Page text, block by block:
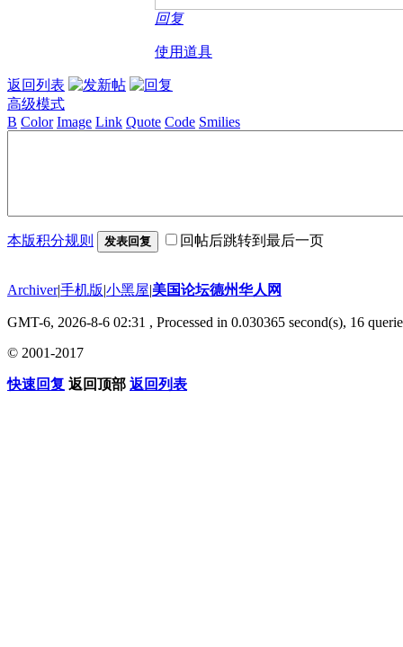
回复
使用道具
返回列表
高级模式
B Color Image Link Quote Code Smilies
本版积分规则 发表回复 回帖后跳转到最后一页
Archiver|手机版|小黑屋|美国论坛德州华人网
GMT-6, 2026-8-6 02:31 , Processed in 0.030365 second(s), 16
© 2001-2017
快速回复 返回顶部 返回列表